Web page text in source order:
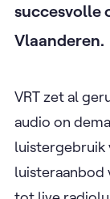
succesvolle
Vlaanderen.
VRT zet al
audio on
luistergebruik
luisteraanbod